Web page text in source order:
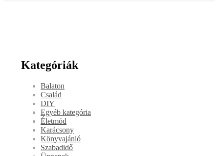
Kategóriák
Balaton
Család
DIY
Egyéb kategória
Életmód
Karácsony
Könyvajánló
Szabadidő